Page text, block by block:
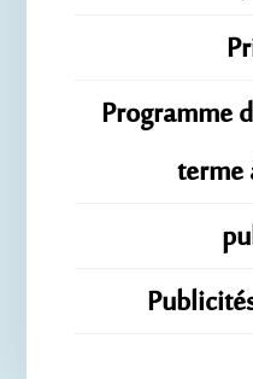
Programme
terme